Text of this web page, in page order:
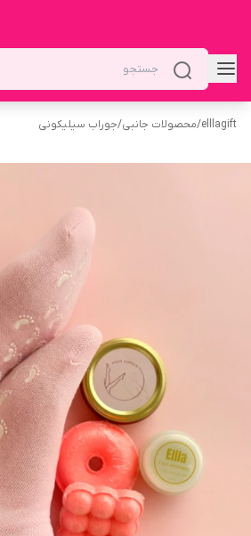
elllagift
/محصولات جانبی/جوراب سیلیکونی